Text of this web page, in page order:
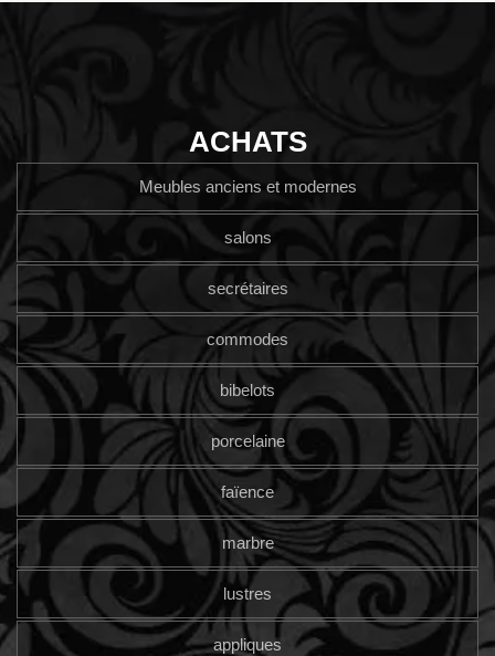
ACHATS
Meubles anciens et modernes
salons
secrétaires
commodes
bibelots
porcelaine
faïence
marbre
lustres
appliques